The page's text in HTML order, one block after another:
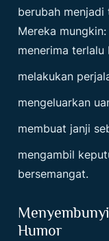
berubah menjadi
Mereka mungkin:
menerima
melakukan
mengeluarkan
membuat janji
mengambil
bersemangat.
Humor